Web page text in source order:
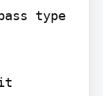
type